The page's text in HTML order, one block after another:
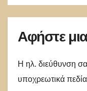
Αφήστε
Η ηλ. διεύθυνση
υποχρεωτικά